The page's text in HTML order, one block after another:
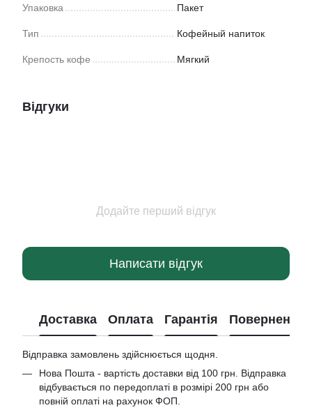
Упаковка Пакет
Тип Кофейный напиток
Крепость кофе Мягкий
Відгуки
Додайте перший відгук
Написати відгук
Доставка Оплата Гарантія Повернення
Відправка замовлень здійснюється щодня.
Нова Пошта - вартість доставки від 100 грн. Відправка
відбувається по передоплаті в розмірі 200 грн або
повній оплаті на рахунок ФОП.